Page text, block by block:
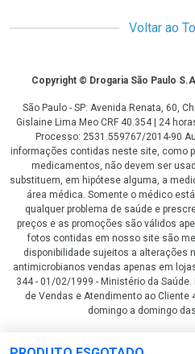
Voltar ao
CopyrightCopyright © Drogaria São Paulo
São Paulo - SP: Avenida Renata, 60,
Gislaine Lima Meo CRF 40.354 | 24
Processo: 2531.559767/2014-90
informações contidas neste site, como
medicamentos, não devem ser
substituem, em hipótese alguma, a
área médica. Somente o médico
qualquer problema de saúde e
preços e as promoções são válidos
fotos contidas em nosso site são
disponibilidade sujeitos a alterações
antimicrobianos vendas apenas em
344 - 01/02/1999 - Ministério da
de Vendas e Atendimento ao Cliente
domingo a domingo